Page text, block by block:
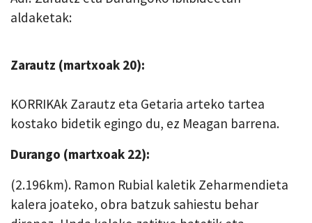
aldaketak:
Zarautz (martxoak 20):
KORRIKAk Zarautz eta Getaria arteko tartea
kostako bidetik egingo du, ez Meagan barrena.
Durango (martxoak 22):
(2.196km). Ramon Rubial kaletik Zeharmendieta
kalera joateko, obra batzuk sahiestu behar